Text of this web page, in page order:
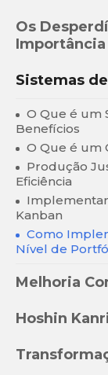
Os
Importância
Sistemas
O Que é um
Benefícios
O Que é um
Produção
Eficiência
Kanban
Como
Nível de
Melhoria
Hoshin